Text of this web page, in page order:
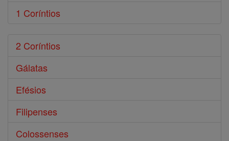
1 Coríntios
2 Coríntios
Gálatas
Efésios
Filipenses
Colossenses